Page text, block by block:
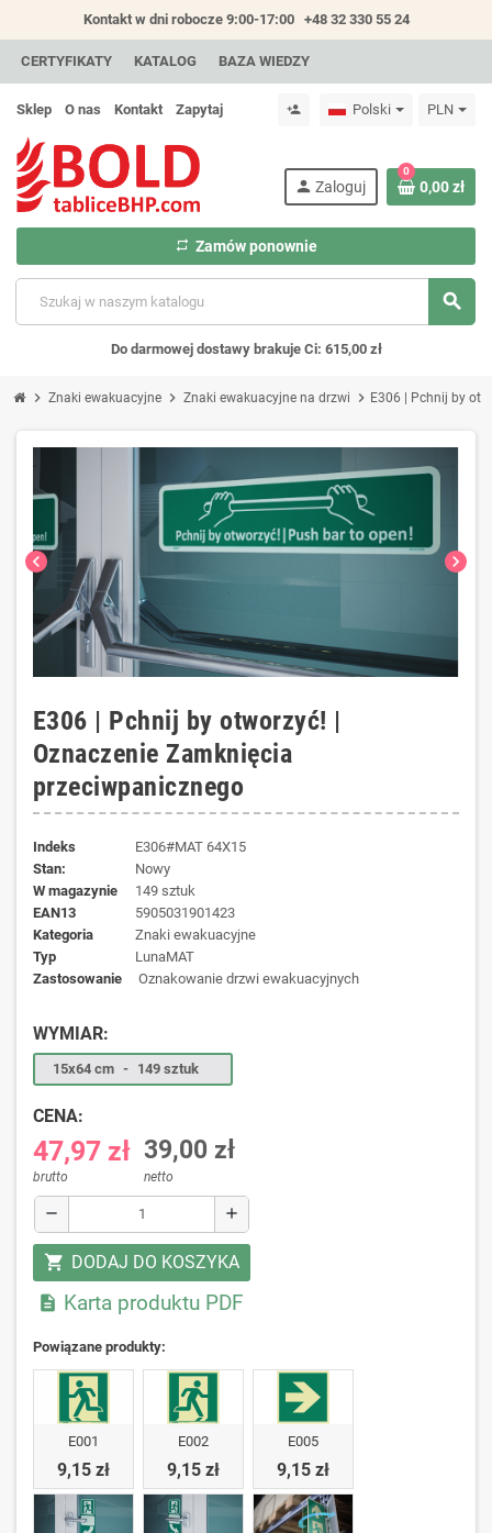
Kontakt w dni robocze 9:00-17:00 +48 32 330 55 24
CERTYFIKATY KATALOG BAZA WIEDZY
Sklep O nas Kontakt Zapytaj person_add Polski PLN
search
person Zaloguj
repeat Zamów ponownie
0
0,00 zł
Do darmowej dostawy brakuje Ci: 615,00 zł
chevron_right Znaki ewakuacyjne chevron_right Znaki ewakuacyjne na drzwi chevron_right E306 | Pchnij by
chevron_left chevron_right
E306 | Pchnij by otworzyć! |
Oznaczenie Zamknięcia
przeciwpanicznego
Indeks
E306#MAT 64X15
Stan:
Nowy
W magazynie
149 sztuk
EAN13
5905031901423
kategoria
Znaki ewakuacyjne
typ
LunaMAT
zastosowanie
Oznakowanie drzwi ewakuacyjnych
WYMIAR:
15x64 cm - 149 sztuk
CENA:
47,97 zł
brutto
39,00 zł
netto
remove add
shopping_cart DODAJ DO KOSZYKA
 Karta produktu PDF
Powiązane produkty:
E001
9,15 zł
E002
9,15 zł
E005
9,15 zł